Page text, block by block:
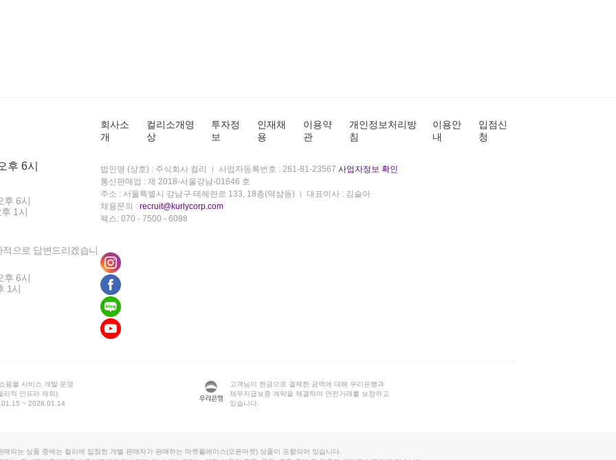
후 6시
후 6시
1시
으로 답변드리겠습니
후 6시
1시
회사소
개
컬리소개영
상
투자정
보
인재채
용
이용약
관
개인정보처리방
침
이용안
내
입점신
청
법인명 (상호) : 주식회사 컬리 사업자등록번호 : 261-81-23567 사업자정보 확인
통신판매업 : 제 2018-서울강남-01646 호
주소 : 서울특별시 강남구 테헤란로 133, 18층(역삼동)
대표이사 : 김슬아
채용문의 : recruit@kurlycorp.com
팩스: 070 - 7500 - 6098
핑몰 서비스 개발·운영
리적 인프라 제외)
~ 2028.01.14
고객님이 현금으로 결제한 금액에 대해 우리은행과
채무지급보증 계약을 체결하여 안전거래를 보장하고
있습니다.
매되는 상품 중에는 컬리에 입점한 개별 판매자가 판매하는 마켓플레이스(오픈마켓) 상품이 포함되어 있습니다.